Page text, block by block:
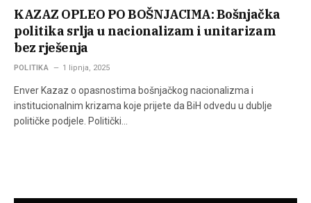
KAZAZ OPLEO PO BOŠNJACIMA: Bošnjačka
politika srlja u nacionalizam i unitarizam
bez rješenja
POLITIKA 1 lipnja, 2025
Enver Kazaz o opasnostima bošnjačkog nacionalizma i
institucionalnim krizama koje prijete da BiH odvedu u dublje
političke podjele. Politički…